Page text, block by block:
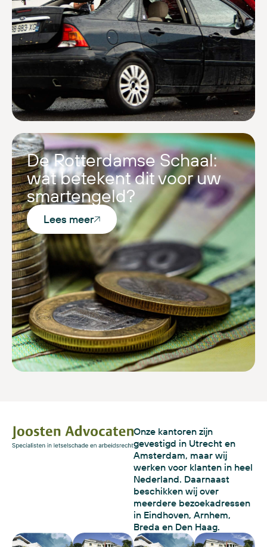
De Rotterdamse Schaal:
wat betekent dit voor uw
smartengeld?
Lees meer
Onze kantoren zijn
gevestigd in Utrecht en
Amsterdam, maar wij
werken voor klanten in heel
Nederland. Daarnaast
beschikken wij over
meerdere bezoekadressen
in Eindhoven, Arnhem,
Breda en Den Haag.